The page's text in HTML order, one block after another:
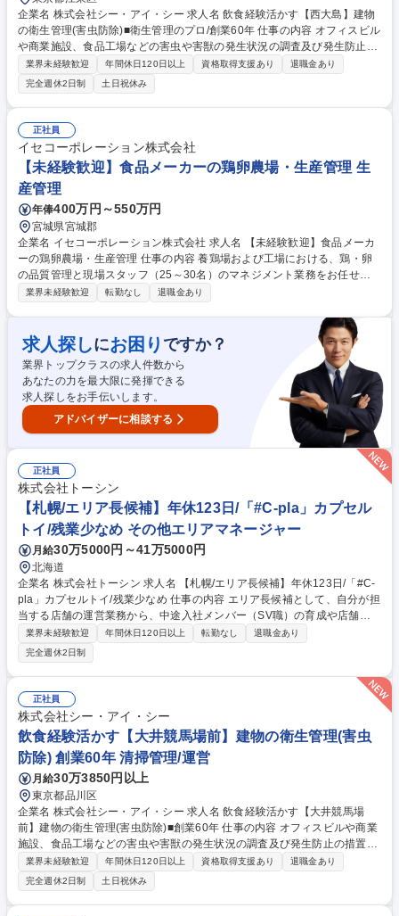
企業名 株式会社シー・アイ・シー 求人名 飲食経験活かす【西大島】建物
の衛生管理(害虫防除)■衛生管理のプロ/創業60年 仕事の内容 オフィスビル
や商業施設、食品工場などの害虫や害獣の発生状況の調査及び発生防止の
措置を講じます。「建築物衛生法」に基づき建物の管理者に義務付けられ
ているため、常に需要があり、非常に安定した事業です。 【詳細】調査結
果により追加の作業が必要な場合は提案及び見積もりの作成から受注まで
行います。時には大型ビルの設計段階から携わり、ねずみが侵入しにくい
構造となるようコンサルテーションも行います。 【働き方】残業平均30
時間/月。繁忙期は45時間もありますが、残業削減のために増員募集中。
現場によっては休日・夜間勤務有(手当/振休有) 【競合優位性】全員が正社
員のため他社より高額ですが高品質で選ばれています。 募集職種 飲食経
験活かす【西大島】建物の衛生管理(害虫防除)■衛生管理のプロ/創業60年
業界未経験歓迎 年間休日120日以上 資格取得支援あり
退職金あり
完全週休2日制
土日祝休み
正社員
イセコーポレーション株式会社
【未経験歓迎】食品メーカーの鶏卵農場・生産管理 生
産管理
年俸400万円～550万円
宮城県宮城郡
企業名 イセコーポレーション株式会社 求人名 【未経験歓迎】食品メーカ
ーの鶏卵農場・生産管理 仕事の内容 養鶏場および工場における、鶏・卵
の品質管理と現場スタッフ（25～30名）のマネジメント業務をお任せし
ます。 【具体的には】 ■養鶏場管理：鶏の健康状態の確認、鶏舎環境の設
インの稼働状況確認、品質・ロスおよび商品化率の状況把握、出来高・生
産データの管理 ■堆肥工場管理：処理工程の稼働状況確認、堆肥の品質・
出来高管理、製造出荷管理 ■マネジメント：スタッフのシフト管理、指示
出し ■機械管理：設備の見回り・突発的な不具合対応 募集職種 【未経験
歓迎】食品メーカーの鶏卵農場・生産管理
業界未経験歓迎 転勤なし 退職金あり
求人探しにお困り ですか？
業界トップクラスの求人件数から
あなたの力を最大限に発揮できる
求人探しをお手伝いします。
アドバイザーに相談する
正社員
株式会社トーシン
【札幌/エリア長候補】年休123日/「#C-pla」カプセル
トイ/残業少なめ その他エリアマネージャー
月給30万5000円～41万5000円
北海道
企業名 株式会社トーシン 求人名 【札幌/エリア長候補】年休123日/「#C-
pla」カプセルトイ/残業少なめ 仕事の内容 エリア長候補として、自分が担
当する店舗の運営業務から、中途入社メンバー（SV職）の育成や店舗運
営サポートをお任せします。 変更の範囲:当社業務全般 【業務詳細】・中
途入社メンバー（SV職）の育成や店舗運営サポート：入社時研修実施
後、SVとして独り立ちできるようにOJT研修の実施、またそのメンバーが
担当している店舗の運営指導やサポート ・マネジメント：アルバイト社員
の育成、シフト管理、採用面接など ・カプセルトイの商品選定 ・イベン
ト企画（季節、周年など）・商品の在庫管理 ・金銭管理（両替機の釣銭準
備）・収益管理 ・商品配置の検討 募集職種 【札幌/エリア長候補】年休12
3日/「#C-pla」カプセルトイ/残業少なめ
業界未経験歓迎 年間休日120日以上 転勤なし
退職金あり
完全週休2日制
正社員
株式会社シー・アイ・シー
飲食経験活かす【大井競馬場前】建物の衛生管理(害虫
防除) 創業60年 清掃管理/運営
月給30万3850円以上
東京都品川区
企業名 株式会社シー・アイ・シー 求人名 飲食経験活かす【大井競馬場
前】建物の衛生管理(害虫防除)■創業60年 仕事の内容 オフィスビルや商業
施設、食品工場などの害虫や害獣の発生状況の調査及び発生防止の措置を
講じます。「建築物衛生法」に基づき建物の管理者に義務付けられている
ため、常に需要があり、非常に安定した事業です。 【詳細】調査結果によ
り追加の作業が必要な場合は提案及び見積もりの作成から受注まで行いま
す。時には大型ビルの設計段階から携わり、ねずみが侵入しにくい構造と
業界未経験歓迎 年間休日120日以上 資格取得支援あり
退職金あり
完全週休2日制
土日祝休み